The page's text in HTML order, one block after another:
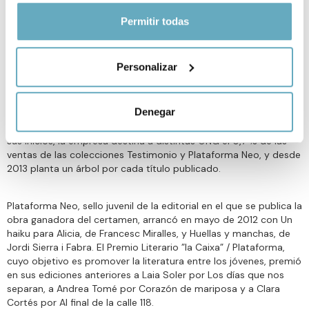
Si lo permite, también quisiéramos:
geográfica que puede tener una precisión de varios
Identificar su dispositivo analizándolo activamente
datos personales y establezca sus preferencias en la
sección de datos. Puede cambiar o retirar su
de cookies.
Las cookies de este sitio web se usan para personalizar
el contenido y los anuncios, ofrecer funciones de redes
sociales y analizar el tráfico. Además, compartimos
información sobre el uso que haga del sitio web con
nuestros partners de redes sociales, publicidad y análisis
Permitir todas
Personalizar
Denegar
Plataforma Editorial es una editorial independiente fundada en
2007 con el fin de publicar libros con autenticidad y sentido. Su
relacionados con ámbitos temáticos como la empresa y sus
valores, el deporte, la salud, el liderazgo y la innovación. Desde
sus inicios, la empresa destina a distintas ONG el 0,7 % de las
ventas de las colecciones Testimonio y Plataforma Neo, y desde
2013 planta un árbol por cada título publicado.
Plataforma Neo, sello juvenil de la editorial en el que se publica la
obra ganadora del certamen, arrancó en mayo de 2012 con Un
haiku para Alicia, de Francesc Miralles, y Huellas y manchas, de
Jordi Sierra i Fabra. El Premio Literario ”la Caixa” / Plataforma,
cuyo objetivo es promover la literatura entre los jóvenes, premió
en sus ediciones anteriores a Laia Soler por Los días que nos
separan, a Andrea Tomé por Corazón de mariposa y a Clara
Cortés por Al final de la calle 118.